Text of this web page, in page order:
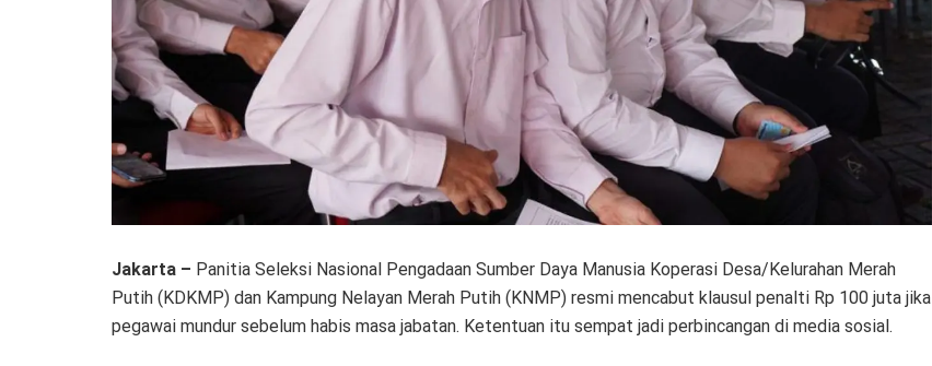
Jakarta – Panitia Seleksi Nasional Pengadaan Sumber Daya Manusia Koperasi Desa/Kelurahan Merah
Putih (KDKMP) dan Kampung Nelayan Merah Putih (KNMP) resmi mencabut klausul penalti Rp 100 juta jika
pegawai mundur sebelum habis masa jabatan. Ketentuan itu sempat jadi perbincangan di media sosial.